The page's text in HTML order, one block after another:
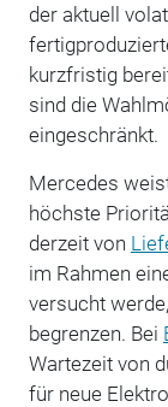
der aktuell
kurzfristig
sind die
eingeschränkt.
Mercedes
höchste
derzeit von
im Rahmen
versucht
begrenzen. Bei
Wartezeit von
für neue